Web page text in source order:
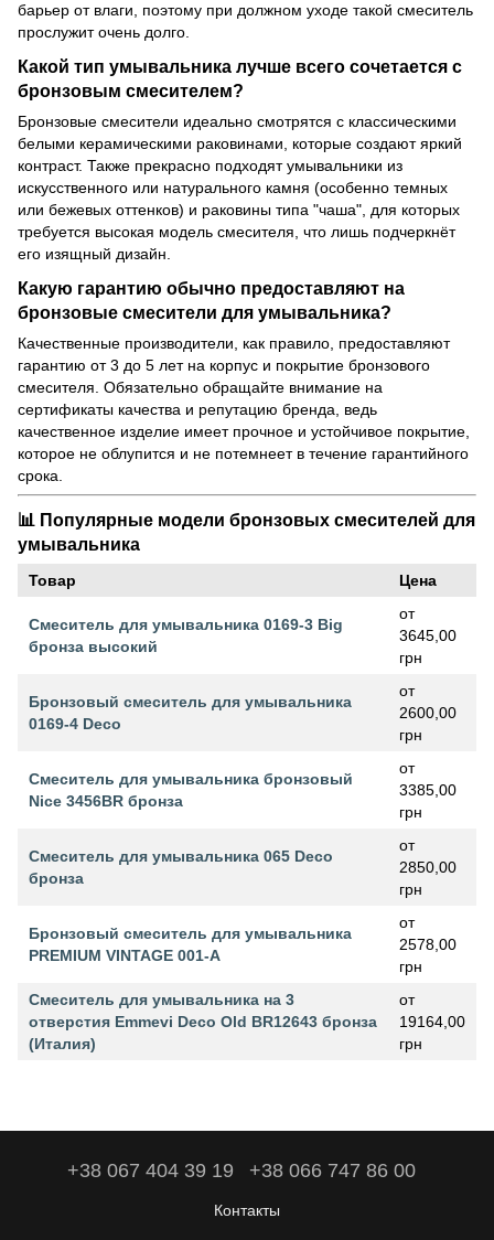
барьер от влаги, поэтому при должном уходе такой смеситель
прослужит очень долго.
Какой тип умывальника лучше всего сочетается с
бронзовым смесителем?
Бронзовые смесители идеально смотрятся с классическими
белыми керамическими раковинами, которые создают яркий
контраст. Также прекрасно подходят умывальники из
искусственного или натурального камня (особенно темных
или бежевых оттенков) и раковины типа "чаша", для которых
требуется высокая модель смесителя, что лишь подчеркнёт
его изящный дизайн.
Какую гарантию обычно предоставляют на
бронзовые смесители для умывальника?
Качественные производители, как правило, предоставляют
гарантию от 3 до 5 лет на корпус и покрытие бронзового
смесителя. Обязательно обращайте внимание на
сертификаты качества и репутацию бренда, ведь
качественное изделие имеет прочное и устойчивое покрытие,
которое не облупится и не потемнеет в течение гарантийного
срока.
📊 Популярные модели бронзовых смесителей для
умывальника
Товар Цена
Смеситель для умывальника 0169-3 Big
бронза высокий
от
3645,00
грн
Бронзовый смеситель для умывальника
0169-4 Deco
от
2600,00
грн
Смеситель для умывальника бронзовый
Nice 3456BR бронза
от
3385,00
грн
Смеситель для умывальника 065 Deco
бронза
от
2850,00
грн
Бронзовый смеситель для умывальника
PREMIUM VINTAGE 001-A
от
2578,00
грн
Смеситель для умывальника на 3
отверстия Emmevi Deco Old BR12643 бронза
(Италия)
от
19164,00
грн
+38 067 404 39 19 +38 066 747 86 00
Контакты